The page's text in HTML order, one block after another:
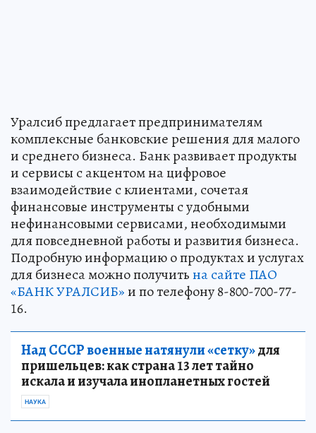
Уралсиб предлагает предпринимателям
комплексные банковские решения для малого
и среднего бизнеса. Банк развивает продукты
и сервисы с акцентом на цифровое
взаимодействие с клиентами, сочетая
финансовые инструменты с удобными
нефинансовыми сервисами, необходимыми
для повседневной работы и развития бизнеса.
Подробную информацию о продуктах и услугах
для бизнеса можно получитьна сайте ПАО
«БАНК УРАЛСИБ»и по телефону 8-800-700-77-
16.
Над СССР военные натянули «сетку»для
пришельцев: как страна 13 лет тайно
искала и изучала инопланетных гостей
НАУКА